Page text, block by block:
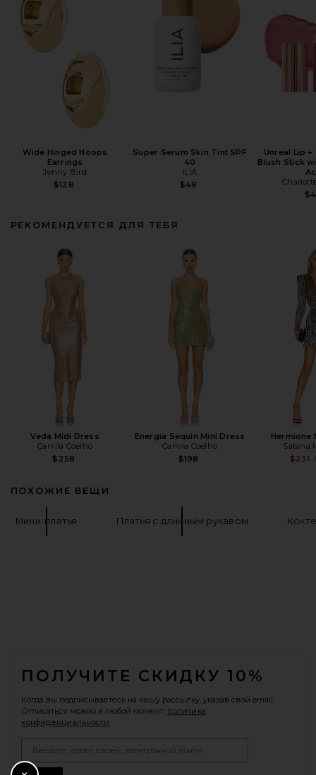
Wide Hinged Hoops
Earrings
Jenny Bird
$128
Super Serum Skin Tint SPF
40
ILIA
$48
Unreal Lip
Blush Stick
РЕКОМЕНДУЕТСЯ ДЛЯ ТЕБЯ
Veda Midi Dress
Camila Coelho
$258
Energia Sequin Mini Dress
Camila Coelho
$198
Hermione
Sabina
$231
ПОХОЖИЕ ВЕЩИ
Мини-платья Платья с длинным рукавом
ПОЛУЧИТЕ СКИДКУ 10%
Когда вы подписываетесь на нашу рассылку, указав свой email.
Отписаться можно в любой момент. политика
конфиденциальности